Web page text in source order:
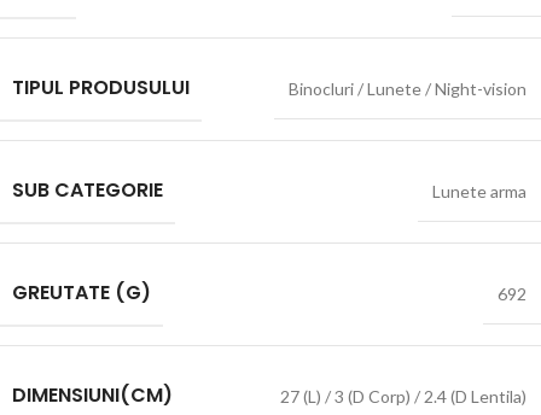
TIPUL PRODUSULUI Binocluri / Lunete / Night-vision
SUB CATEGORIE Lunete arma
GREUTATE (G) 692
DIMENSIUNI(CM) 27 (L) / 3 (D Corp) / 2.4 (D Lentila)